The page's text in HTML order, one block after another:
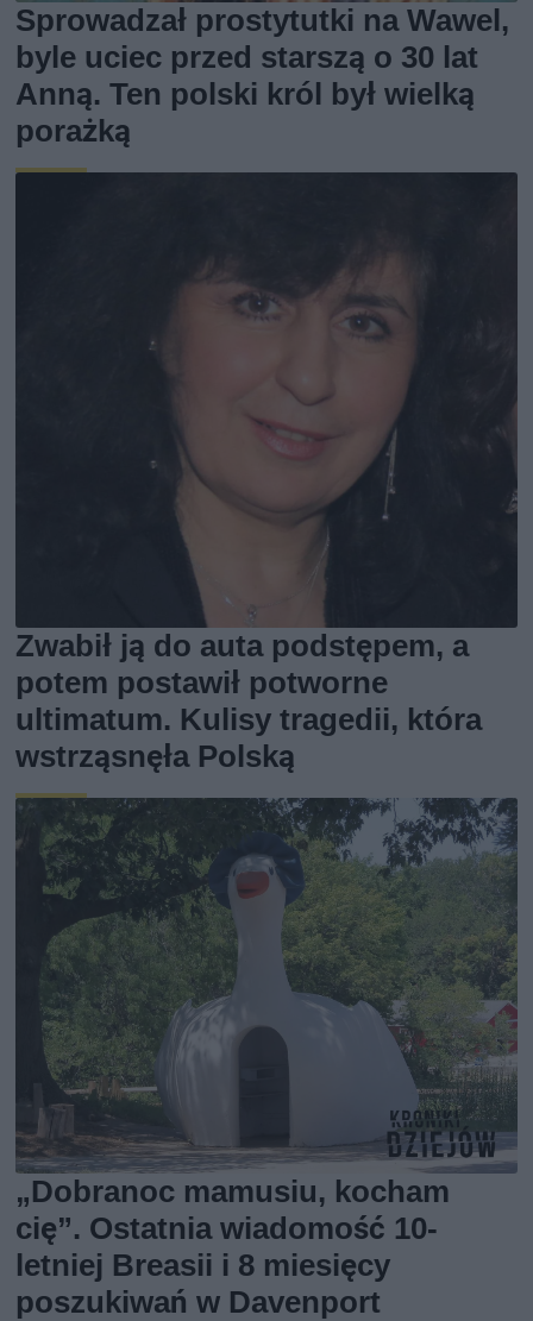
Sprowadzał prostytutki na Wawel,
byle uciec przed starszą o 30 lat
Anną. Ten polski król był wielką
porażką
Zwabił ją do auta podstępem, a
potem postawił potworne
ultimatum. Kulisy tragedii, która
wstrząsnęła Polską
„Dobranoc mamusiu, kocham
cię”. Ostatnia wiadomość 10-
letniej Breasii i 8 miesięcy
poszukiwań w Davenport